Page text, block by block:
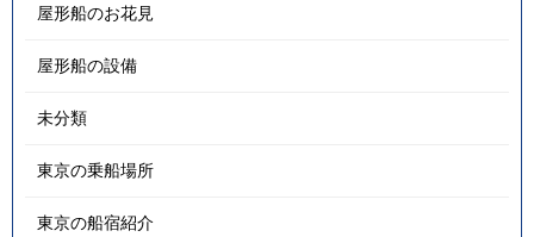
屋形船のお花見
屋形船の設備
未分類
東京の乗船場所
東京の船宿紹介